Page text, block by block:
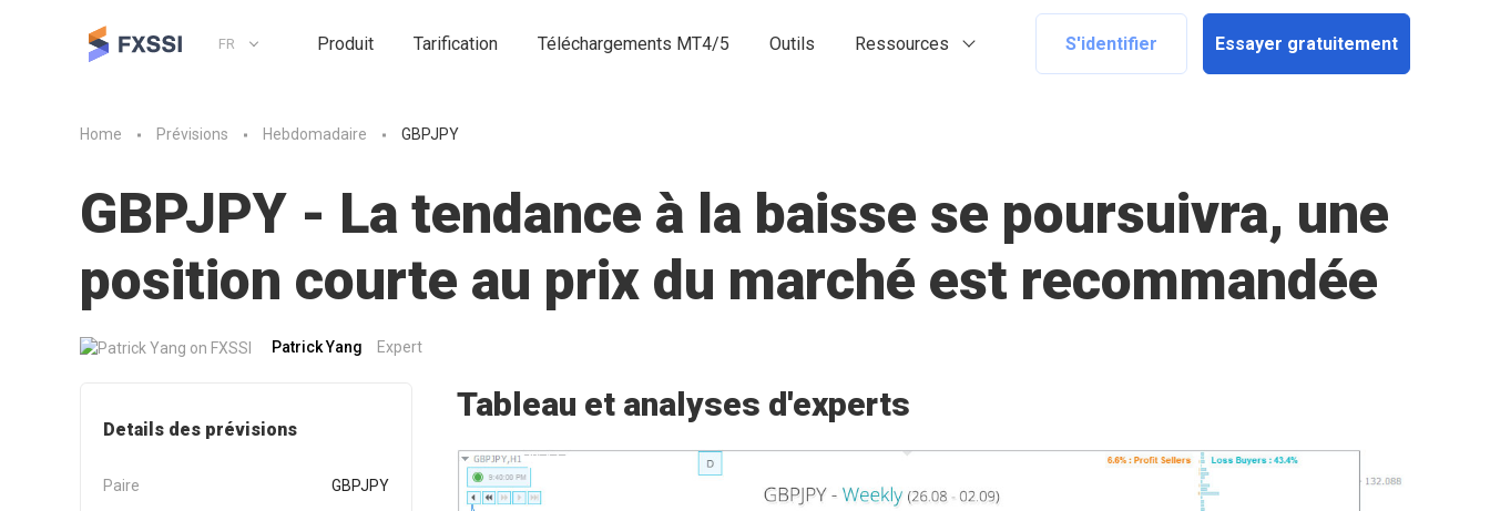
FR Produit Tarification Téléchargements MT4/5 Outils Ressources S'identifier Essayer gratuitement
Home Prévisions Hebdomadaire GBPJPY
GBPJPY - La tendance à la baisse se poursuivra, une
position courte au prix du marché est recommandée
Patrick Yang Expert
Details des prévisions
Paire GBPJPY
Tableau et analyses d'experts